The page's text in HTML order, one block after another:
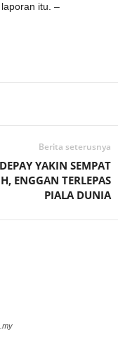
itu. –
Berita seterusnya
DEPAY YAKIN SEMPAT
ENGGAN TERLEPAS
PIALA DUNIA